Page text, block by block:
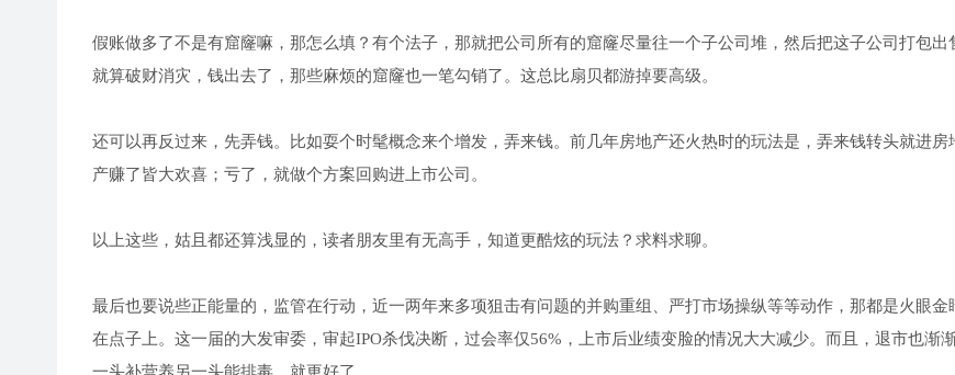
假账做多了不是有窟窿嘛，那怎么填？有个法子，那就把公司所有的窟窿尽量往一个子公司堆，然后把这子公司打包出
就算破财消灾，钱出去了，那些麻烦的窟窿也一笔勾销了。这总比扇贝都游掉要高级。
还可以再反过来，先弄钱。比如耍个时髦概念来个增发，弄来钱。前几年房地产还火热时的玩法是，弄来钱转头就进房
产赚了皆大欢喜；亏了，就做个方案回购进上市公司。
以上这些，姑且都还算浅显的，读者朋友里有无高手，知道更酷炫的玩法？求料求聊。
最后也要说些正能量的，监管在行动，近一两年来多项狙击有问题的并购重组、严打市场操纵等等动作，那都是火眼金
在点子上。这一届的大发审委，审起IPO杀伐决断，过会率仅56%，上市后业绩变脸的情况大大减少。而且，退市也渐
一头补营养另一头能排毒，就更好了。